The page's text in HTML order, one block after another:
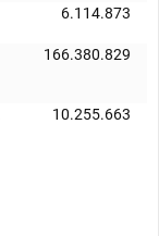
6.114.873
166.380.829
10.255.663